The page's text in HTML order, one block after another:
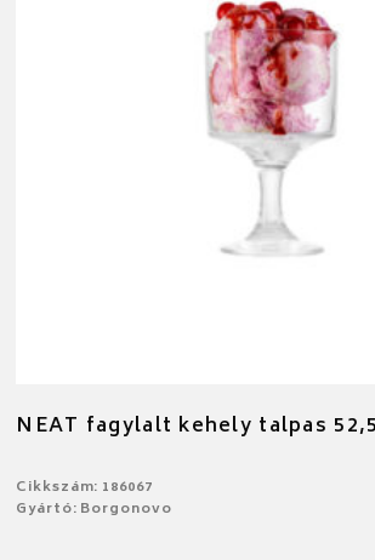
NEAT fagylalt kehely talpas
Cikkszám: 186067
Gyártó: Borgonovo